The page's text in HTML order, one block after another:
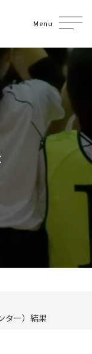
Menu
ター）結果